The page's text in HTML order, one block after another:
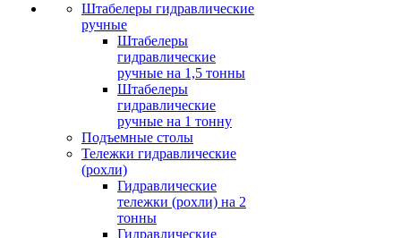
Штабелеры гидравлические
ручные
Штабелеры
гидравлические
ручные на 1,5 тонны
Штабелеры
гидравлические
ручные на 1 тонну
Подъемные столы
Тележки гидравлические
(рохли)
Гидравлические
тележки (рохли) на 2
тонны
Гидравлические